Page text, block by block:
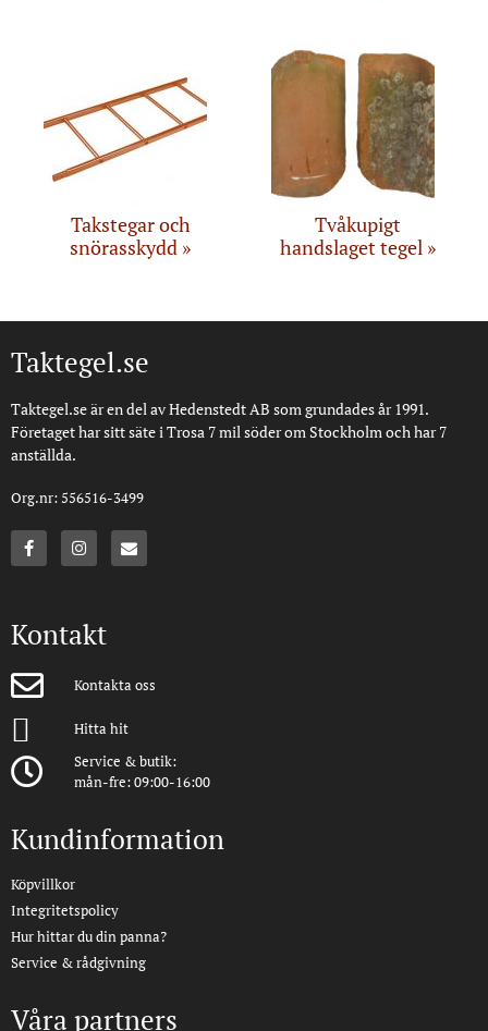
Takstegar och
snörasskydd
Tvåkupigt
handslaget tegel
Taktegel.se
Taktegel.se är en del av Hedenstedt AB som grundades år 1991.
Företaget har sitt säte i Trosa 7 mil söder om Stockholm och har 7
anställda.
Org.nr: 556516-3499
Kontakt
Kontakta oss
Hitta hit
Service & butik:
mån-fre: 09:00-16:00
Kundinformation
Köpvillkor
Integritetspolicy
Hur hittar du din panna?
Service & rådgivning
Våra partners